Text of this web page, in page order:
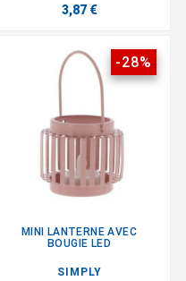
3,87 €
-28%
MINI LANTERNE AVEC
BOUGIE LED
SIMPLY